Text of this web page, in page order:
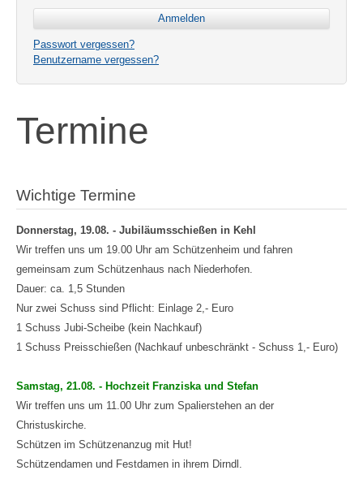
Passwort vergessen?
Benutzername vergessen?
Termine
Wichtige Termine
Donnerstag, 19.08. - Jubiläumsschießen in Kehl
Wir treffen uns um 19.00 Uhr am Schützenheim und fahren
gemeinsam zum Schützenhaus nach Niederhofen.
Dauer: ca. 1,5 Stunden
Nur zwei Schuss sind Pflicht: Einlage 2,- Euro
1 Schuss Jubi-Scheibe (kein Nachkauf)
1 Schuss Preisschießen (Nachkauf unbeschränkt - Schuss 1,- Euro)
Samstag, 21.08. - Hochzeit Franziska und Stefan
Wir treffen uns um 11.00 Uhr zum Spalierstehen an der
Christuskirche.
Schützen im Schützenanzug mit Hut!
Schützendamen und Festdamen in ihrem Dirndl.